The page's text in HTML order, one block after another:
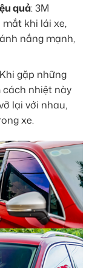
quả: 3M
khi lái xe,
nắng mạnh,
gặp những
nhiệt này
lại với nhau,
xe.